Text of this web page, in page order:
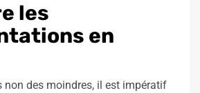
les
en
non des moindres, il est impératif